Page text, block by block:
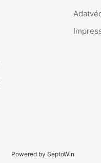
Powered by SeptoWin